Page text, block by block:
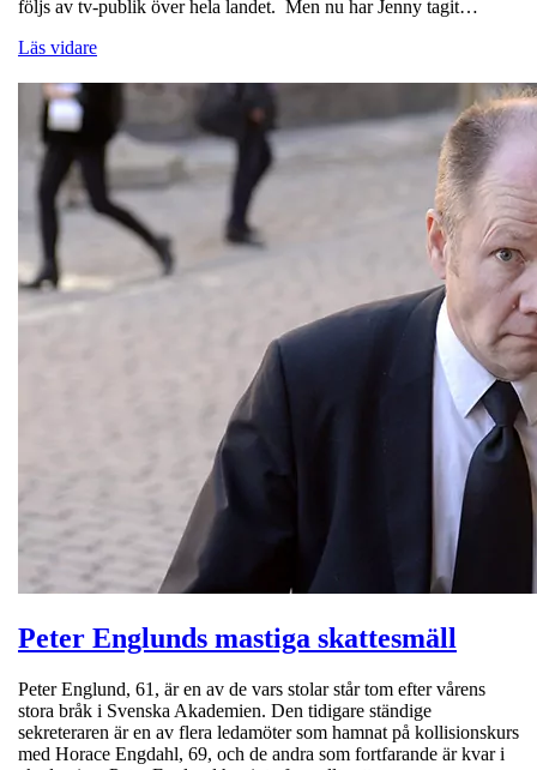
följs av tv-publik över hela landet. Men nu har Jenny tagit…
Läs vidare
Peter Englunds mastiga skattesmäll
Peter Englund, 61, är en av de vars stolar står tom efter vårens
stora bråk i Svenska Akademien. Den tidigare ständige
sekreteraren är en av flera ledamöter som hamnat på kollisionskurs
med Horace Engdahl, 69, och de andra som fortfarande är kvar i